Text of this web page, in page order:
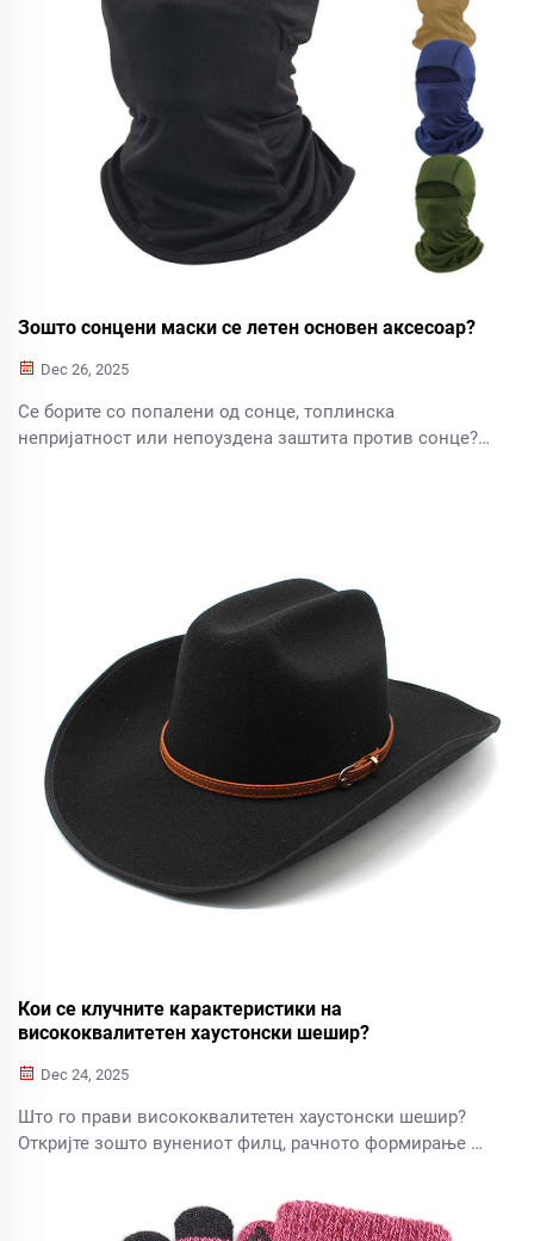
Зошто сонцени маски се летен основен аксесоар?
Dec 26, 2025
Се борите со попалени од сонце, топлинска
непријатност или непоуздена заштита против сонце?
Кои се клучните карактеристики на
висококвалитетен хаустонски шешир?
Dec 24, 2025
Што го прави висококвалитетен хаустонски шешир?
Откријте зошто вунениот филц, рачното формирање и
вредноста. Добијте стручни информации веднаш.